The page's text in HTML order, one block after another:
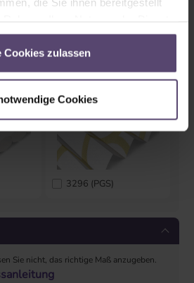
Cookies zulassen
Cookies
3296 (PGS)
Sie nicht, das richtige Maß anzugeben.